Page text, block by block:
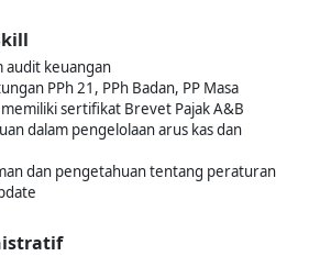
audit keuangan
PPh 21, PPh Badan, PP Masa
sertifikat Brevet Pajak A&B
dalam pengelolaan arus kas dan
dan pengetahuan tentang peraturan